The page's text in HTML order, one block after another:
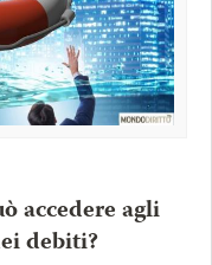
accedere agli
debiti?